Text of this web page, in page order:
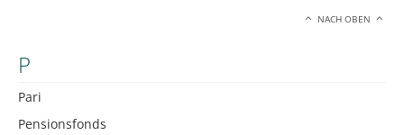
NACH OBEN
P
Pari
Pensionsfonds